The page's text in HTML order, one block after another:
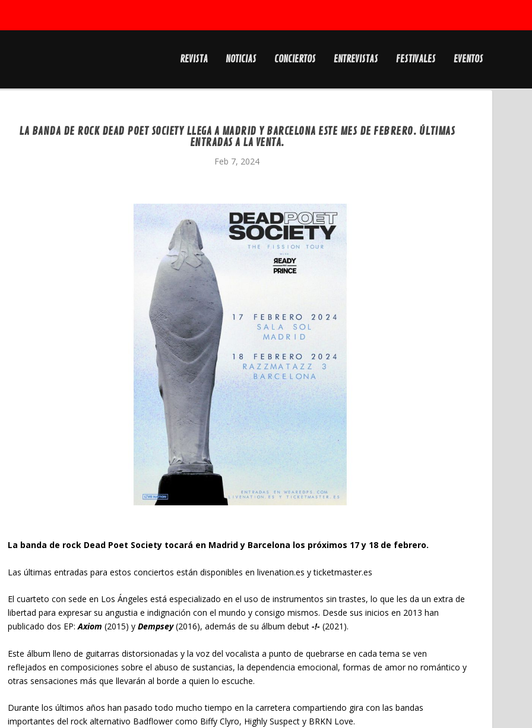
REVISTA NOTICIAS CONCIERTOS ENTREVISTAS FESTIVALES EVENTOS
LA BANDA DE ROCK DEAD POET SOCIETY LLEGA A MADRID Y BARCELONA ESTE MES DE FEBRERO. ÚLTIMAS
ENTRADAS A LA VENTA.
Feb 7, 2024
La banda de rock Dead Poet Society tocará en Madrid y Barcelona los próximos 17 y 18 de febrero.
Las últimas entradas para estos conciertos están disponibles en livenation.es y ticketmaster.es
El cuarteto con sede en Los Ángeles está especializado en el uso de instrumentos sin trastes, lo que les da un extra de
libertad para expresar su angustia e indignación con el mundo y consigo mismos. Desde sus inicios en 2013 han
publicado dos EP:Axiom (2015) y Dempsey(2016), además de su álbum debut -!-(2021).
Este álbum lleno de guitarras distorsionadas y la voz del vocalista a punto de quebrarse en cada tema se ven
reflejados en composiciones sobre el abuso de sustancias, la dependencia emocional, formas de amor no romántico y
otras sensaciones más que llevarán al borde a quien lo escuche.
Durante los últimos años han pasado todo mucho tiempo en la carretera compartiendo gira con las bandas
importantes del rock alternativo Badflower como Biffy Clyro, Highly Suspect y BRKN Love.